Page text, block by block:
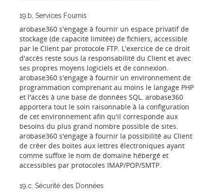
19.b. Services Fournis
arobase360 s'engage à fournir un espace privatif de
stockage (de capacité limitée) de fichiers, accessible
par le Client par protocole FTP. L'exercice de ce droit
d'accès reste sous la responsabilité du Client et avec
ses propres moyens logiciels et de connexion.
arobase360 s'engage à fournir un environnement de
programmation comprenant au moins le langage PHP
et l'accès à une base de données SQL. arobase360
apportera tout le soin raisonnable à la configuration
de cet environnement afin qu'il corresponde aux
besoins du plus grand nombre possible de sites.
arobase360 s'engage à fournir la possibilité au Client
de créer des boites aux lettres électroniques ayant
comme suffixe le nom de domaine hébergé et
accessibles par protocoles IMAP/POP/SMTP.
19.c. Sécurité des Données